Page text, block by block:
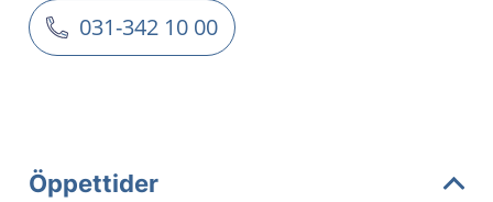
031-342 10 00
Öppettider